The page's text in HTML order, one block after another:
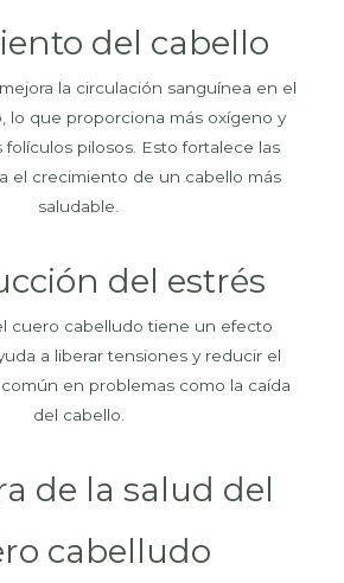
del cabello
la circulación sanguínea en el
lo que proporciona más oxígeno y
folículos pilosos. Esto fortalece las
el crecimiento de un cabello más
saludable.
del estrés
cuero cabelludo tiene un efecto
a liberar tensiones y reducir el
en problemas como la caída
del cabello.
de la salud del
cabelludo